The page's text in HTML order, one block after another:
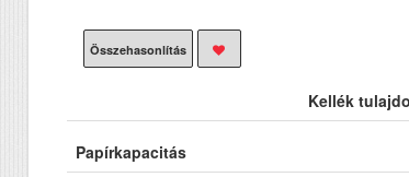
Összehasonlítás
Kellék
Papírkapacitás